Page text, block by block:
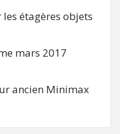
étagères objets
mars 2017
ancien Minimax